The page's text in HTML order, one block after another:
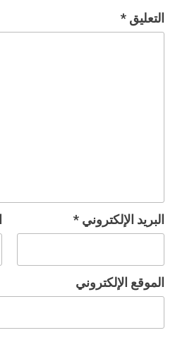
التعليق *
البريد الإلكتروني *
الموقع الإلكتروني